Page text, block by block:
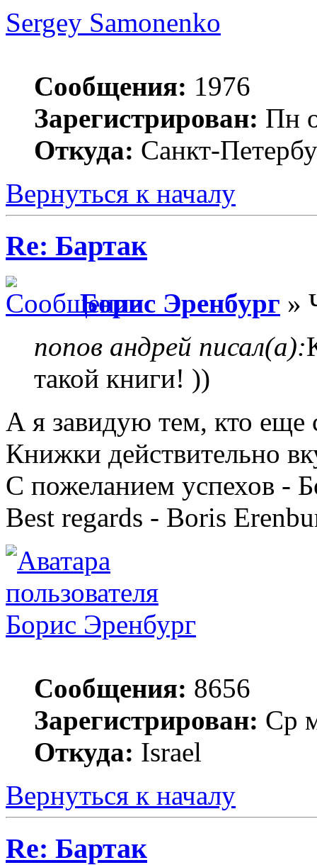
Sergey Samonenko
Сообщения: 1976
Зарегистрирован: Пн
Откуда: Санкт-
Вернуться к началу
Re: Бартак
Борис Эренбург »
попов андрей писал(а):
такой книги! ))
А я завидую тем, кто еще
Книжки действительно
С пожеланием успехов -
Best regards - Boris
Борис Эренбург
Сообщения: 8656
Зарегистрирован: Ср
Откуда: Israel
Вернуться к началу
Re: Бартак